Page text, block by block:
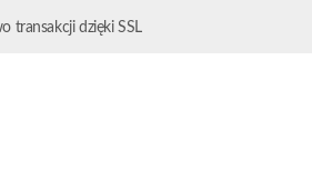
transakcji dzięki SSL